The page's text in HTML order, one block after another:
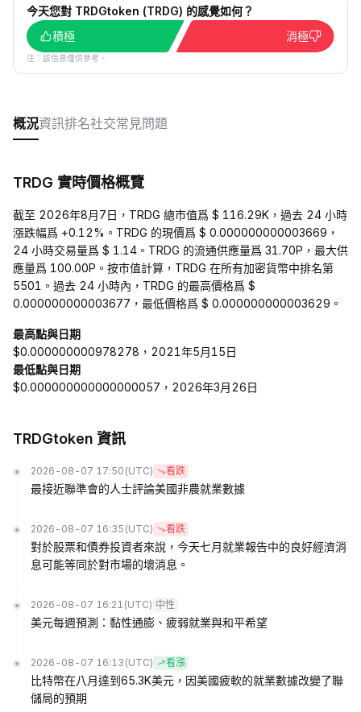
今天您對 TRDGtoken (TRDG) 的感覺如何？
積極
消極
注：該信息僅供參考。
概況資訊排名社交常見問題
TRDG 實時價格概覽
截至 2026年8月7日，TRDG 總市值爲 $ 116.29K，過去 24 小時
漲跌幅爲 +0.12%。TRDG 的現價爲 $ 0.000000000003669，
24 小時交易量爲 $ 1.14。TRDG 的流通供應量爲 31.70P，最大供
應量爲 100.00P。按市值計算，TRDG 在所有加密貨幣中排名第
5501。過去 24 小時內，TRDG 的最高價格爲 $
0.000000000003677，最低價格爲 $ 0.000000000003629。
最高點與日期
$0.000000000978278，2021年5月15日
最低點與日期
$0.000000000000000057，2026年3月26日
TRDGtoken 資訊
2026-08-07 17:50 (UTC) 看跌
最接近聯準會的人士評論美國非農就業數據
2026-08-07 16:35 (UTC) 看跌
對於股票和債券投資者來說，今天七月就業報告中的良好經濟消
息可能等同於對市場的壞消息。
2026-08-07 16:21 (UTC) 中性
美元每週預測：黏性通膨、疲弱就業與和平希望
2026-08-07 16:13 (UTC) 看漲
比特幣在八月達到65.3K美元，因美國疲軟的就業數據改變了聯
儲局的預期